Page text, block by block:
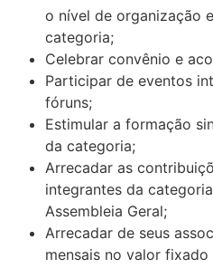
o nível de organização
categoria;
Celebrar convênio e
Participar de eventos
fóruns;
Estimular a formação
da categoria;
Arrecadar as
integrantes da
Assembleia Geral;
Arrecadar de seus
mensais no valor fixado